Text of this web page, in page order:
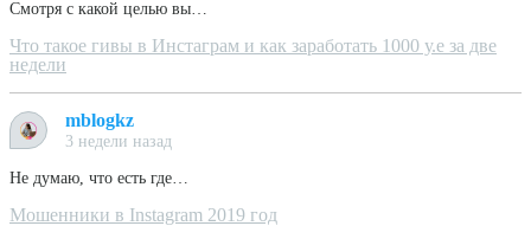
Смотря с какой целью вы…
Что такое гивы в Инстаграм и как заработать 1000 у.е за две
недели
mblogkz
3 недели назад
Не думаю, что есть где…
Мошенники в Instagram 2019 год